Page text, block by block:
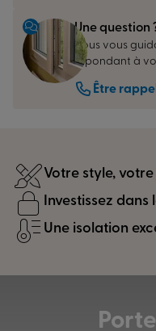
Une question
Nous vous
répondant à
Être
Votre style,
Investissez dans
Une isolation